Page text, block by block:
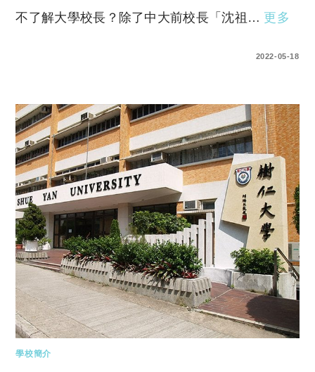
不了解大學校長？除了中大前校長「沈祖… 更多
2022-05-18
學校簡介